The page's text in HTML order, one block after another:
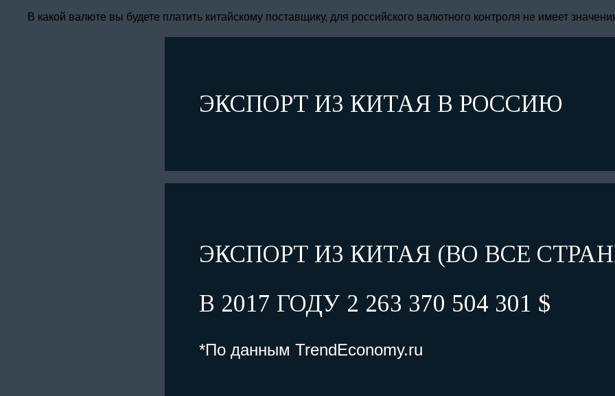
В какой валюте вы будете платить китайскому поставщику, для российского валютного контроля не имеет
ЭКСПОРТ ИЗ КИТАЯ В РОССИЮ
ЭКСПОРТ ИЗ КИТАЯ (ВО ВСЕ
В 2017 ГОДУ 2 263 370 504 301 $
*По данным TrendEconomy.ru